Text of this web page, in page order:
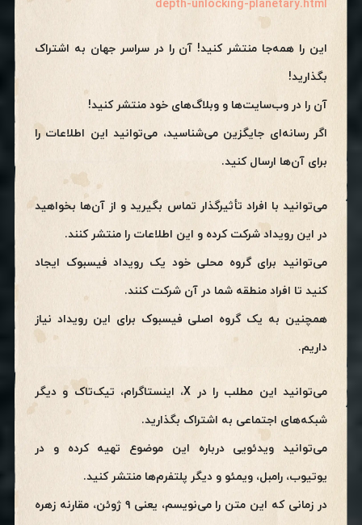
depth-unlocking-planetary.html
این را همه‌جا منتشر کنید! آن را در سراسر جهان به اشتراک
بگذارید!
آن را در وب‌سایت‌ها و وبلاگ‌های خود منتشر کنید!
اگر رسانه‌ای جایگزین می‌شناسید، می‌توانید این اطلاعات را
برای آن‌ها ارسال کنید.
می‌توانید با افراد تأثیرگذار تماس بگیرید و از آن‌ها بخواهید
در این رویداد شرکت کرده و این اطلاعات را منتشر کنند.
می‌توانید برای گروه محلی خود یک رویداد فیسبوک ایجاد
کنید تا افراد منطقه شما در آن شرکت کنند.
همچنین به یک گروه اصلی فیسبوک برای این رویداد نیاز
داریم.
می‌توانید این مطلب را در X، اینستاگرام، تیک‌تاک و دیگر
شبکه‌های اجتماعی به اشتراک بگذارید.
می‌توانید ویدئویی درباره این موضوع تهیه کرده و در
یوتیوب، رامبل، ویمئو و دیگر پلتفرم‌ها منتشر کنید.
در زمانی که این متن را می‌نویسم، یعنی ۹ ژوئن، مقارنه زهره